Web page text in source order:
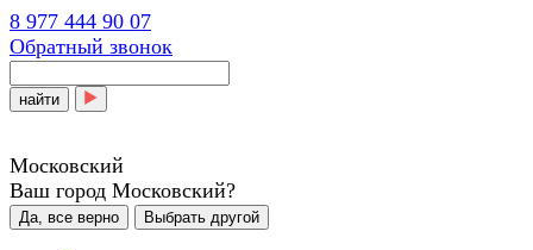
8 977 444 90 07
Обратный звонок
найти
Московский
Ваш город Московский?
Да, все верно Выбрать другой